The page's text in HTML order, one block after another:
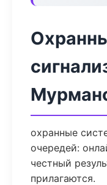
охранные
очередей:
честный
прилагаются.